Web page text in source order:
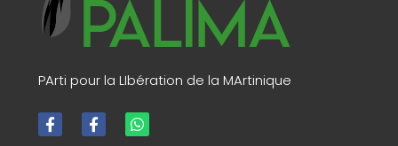
PArti pour la LIbération de la MArtinique